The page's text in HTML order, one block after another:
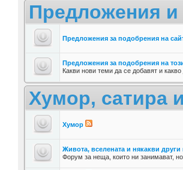
Предложения
Предложения за подобрения на
Предложения за подобрения на
Какви нови теми да се добавят и
Хумор, сатира
Хумор
Живота, вселената и някакви други
Форум за неща, които ни занимават,